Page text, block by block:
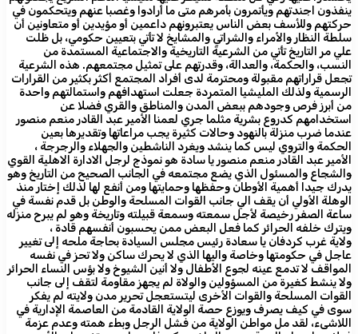
ينفذون اجندتهم ويأتمرون بأمرهم متى ما أرادوا وغصبا عنهم ويتحكمون في
حركتهم وللأسف بعض الناس يعتبرونهم داعمين أو مؤيدين أو متعاونين أن
سلطة النظار والأمراء والشراتي والمشايخ لا تأتي بتعيين حكومي، بل ظلت
علي مر التاريخ تأتي من الشرعية التاريخية والاجتماعية المستمدة من
النسب، والحكمة، والعدالة، وقدرتهم على تمثيل مجتمعهم. هذه الشرعية
تجعل قراراتهم مقبولة ومحترمة لدى أفراد المجتمع أكثر بكثير من القرارات
الرسمية ولذلك المليشيا المتمردة جعلت استهدافهم واستمالتهم واحدة
من أبرز فرص وجودهم ببعض المدن والمناطق والقري فضلا عن
استخدامهم كدروع بشرية مثلما جري لعمنا الأمير عبد القادر منعم منصور
عندما ضرب منزلة بالنهود وحالات كثيرة يجب مراعاتها وتقديرها بعين
الحكمة والتروي ليس كما ينشد ويغرد الناشطين والجهلاء والرجرجة ،
الأمير عبد القادر منعم منصور يا سادة هو نموذج لرجل الادارة الاهلية القوي
والشجاع والمسئول الذي يضع مجتمعه في الجانب الصحيح من التاريخ وهو
يدرك جيدا أهمية الأوطان وحفظها وحمايتها ومن أنفع لها لذلك إختار منذ
الوهلة الأولي أن يقف الي جانب القوات المسلحة والوطن بل قدم نفسة في
ساعة الصفر رخيصة لأجل سمعته وسمعة قبيلته وتاريخة وهو لم يبرح منزله
ويترك خلفه الحرائر كما فعل البعض ممن يحسبون أنفسهم قادة ،
ولاية غرب كردفان يا سعادة رئيس مجلس السيادة بحاجة ملحه إلى تغيير
عاجل في حكومتها وخاصة واليها الذي لا يحرك ساكن ولا تحز في نفسه
المواقف لا تدمع عينه لجوع الأطفال ولا أنين الشيوخ ولا بؤس النساء الحرائر
ولا ينشط كغيرة من المسؤولين والولاة لم يجهز مقاومة لتقف إلى جانب
القوات المسلحة والقوات الأخرى ليتستعجل تحرير مدن ولايته لم يفكر
سوى في كيف يصرف ويوزع حصة الولاية القادمة من العاصمة الإدارية في
اللاشىء، لقد مل مواطن الولاية من فشل الرجل وبطء همته وعدم عزمة